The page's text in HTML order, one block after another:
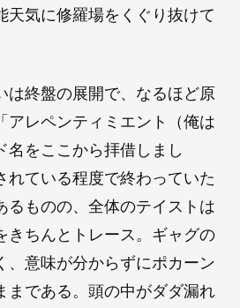
天気に修羅場をくぐり抜けて
は終盤の展開で、なるほど原
アレペンティミエント（俺は
名をここから拝借しまし
れている程度で終わっていた
るものの、全体のテイストは
きちんとトレース。ギャグの
、意味が分からずにポカーン
まである。頭の中がダダ漏れ